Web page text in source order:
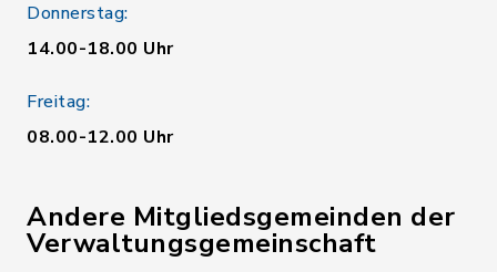
Donnerstag:
14.00-18.00 Uhr
Freitag:
08.00-12.00 Uhr
Andere Mitgliedsgemeinden der
Verwaltungsgemeinschaft